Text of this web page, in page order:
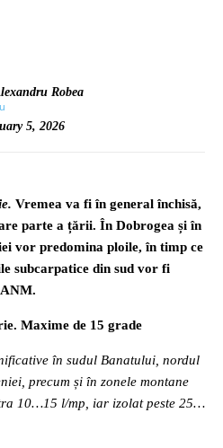
Robea
5, 2026
Vremea va fi în general închisă,
parte a țării. În Dobrogea și în
vor predomina ploile, în timp ce
subcarpatice din sud vor fi
Maxime de 15 grade
în sudul Banatului, nordul
precum și în zonele montane
10…15 l/mp, iar izolat peste 25…